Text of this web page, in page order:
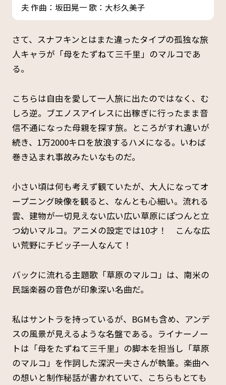
夫 作曲：坂田晃一 歌：大杉久美子
さて、スナフキンとはまた違ったタイプの孤独な旅
人キャラが「母をたずねて三千里」のマルコであ
る。
こちらは自由を愛して一人旅に出たのではなく、む
しろ逆。ブエノスアイレスに出稼ぎに行ったまま音
信不通になった母親を探す旅。ところがすれ違いが
続き、1万2000キロを放浪するハメになる。いわば
巻き込まれ事故みたいなものだ。
小さい頃は何も考えず観ていたが、大人になってオ
ープニング映像を観ると、なんとも心細い。流れる
雲、建物が一切見えない広い広い草原にぽつんと立
つ幼いマルコ。アニメの設定では10才！ こんな広
い荒野にチビッ子一人なんて！
バックに流れる主題歌「草原のマルコ」は、南米の
民謡楽器の音色が印象深い名曲だ。
私はサントラを持っているが、BGMも含め、アンデ
スの風景が見えるような名盤である。ライナーノー
トは「母をたずねて三千里」の脚本を担当し「草原
のマルコ」を作詞した深沢一夫さんが執筆。楽曲へ
の想いと制作秘話が書かれていて、こちらもとても